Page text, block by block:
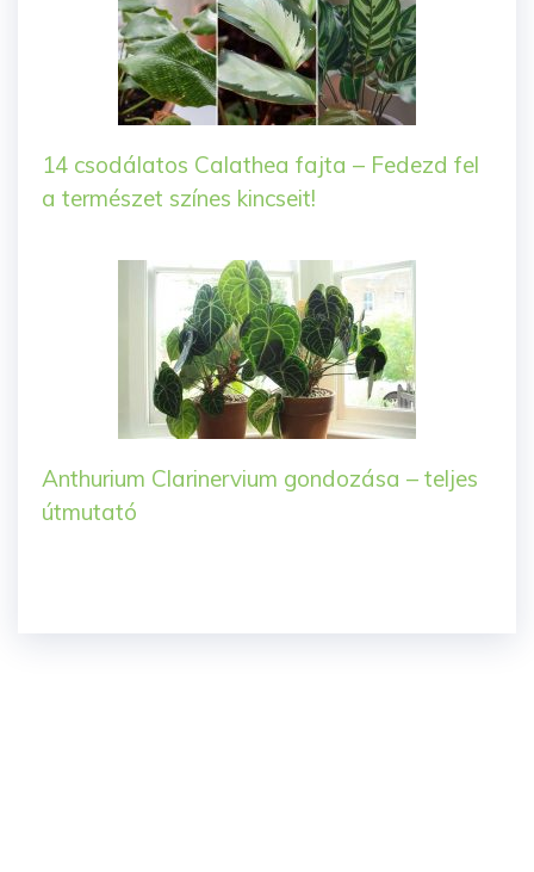
14 csodálatos Calathea fajta – Fedezd fel
a természet színes kincseit!
Anthurium Clarinervium gondozása – teljes
útmutató